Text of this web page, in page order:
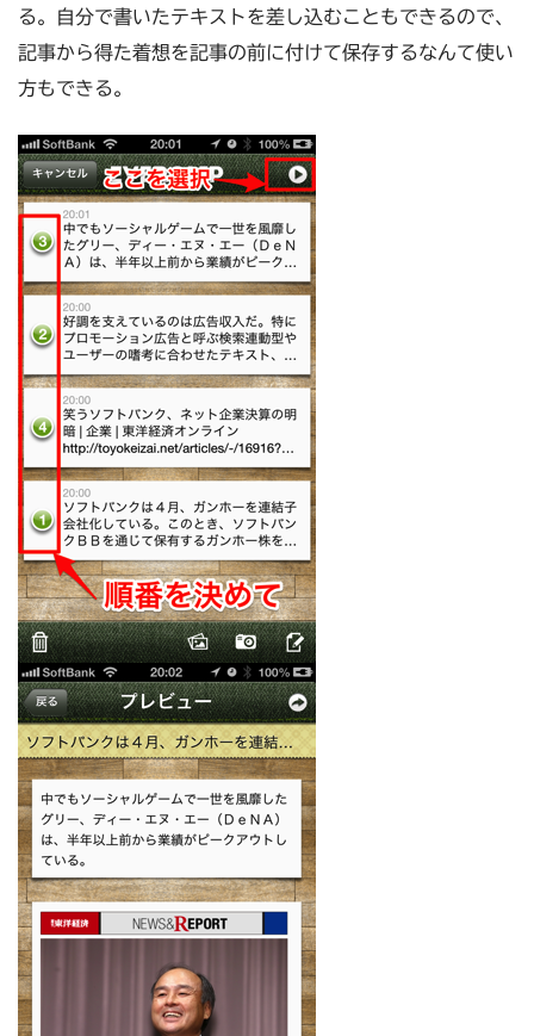
る。自分で書いたテキストを差し込むこともできるので、
記事から得た着想を記事の前に付けて保存するなんて使い
方もできる。